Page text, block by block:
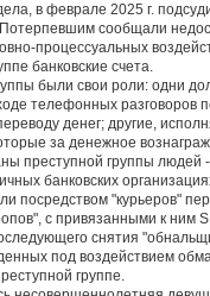
в феврале 2025 г.
сообщали
процессуальных
банковские счета.
были свои роли: одни
телефонных разговоров
денег; другие,
за денежное
преступной группы людей
банковских
посредством "курьеров"
с привязанными к ним
снятия
под воздействием
группе.